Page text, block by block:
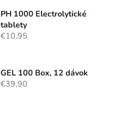
PH 1000 Electrolytické
tablety
€10,95
GEL 100 Box, 12 dávok
€39,90